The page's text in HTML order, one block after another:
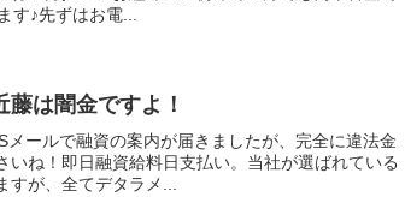
す♪先ずはお電...
藤は闇金ですよ！
ールで融資の案内が届きましたが、完全に違法金
ね！即日融資給料日支払い。当社が選ばれている
が、全てデタラメ...